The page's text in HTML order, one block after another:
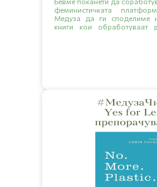
феминистичката
Медуза да ги споделиме
книги кои обработуваат